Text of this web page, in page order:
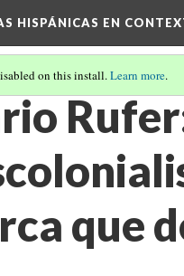
HISPÁNICAS EN
on this install.Learn more.
que